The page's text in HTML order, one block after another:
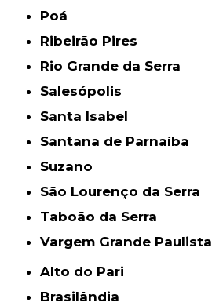
Poá
Ribeirão Pires
Rio Grande da Serra
Salesópolis
Santa Isabel
Santana de Parnaíba
Suzano
São Lourenço da Serra
Taboão da Serra
Vargem Grande Paulista
Alto do Pari
Brasilândia